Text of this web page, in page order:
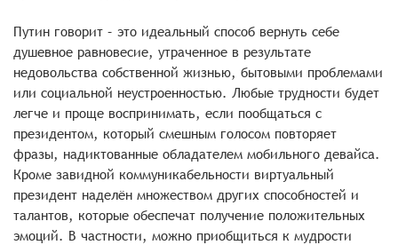
Путин говорит – это идеальный способ вернуть себе
душевное равновесие, утраченное в результате
недовольства собственной жизнью, бытовыми проблемами
или социальной неустроенностью. Любые трудности будет
легче и проще воспринимать, если пообщаться с
президентом, который смешным голосом повторяет
фразы, надиктованные обладателем мобильного девайса.
Кроме завидной коммуникабельности виртуальный
президент наделён множеством других способностей и
талантов, которые обеспечат получение положительных
эмоций. В частности, можно приобщиться к мудрости